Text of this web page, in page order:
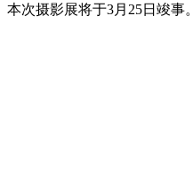
次摄影展将于3月25日竣事。